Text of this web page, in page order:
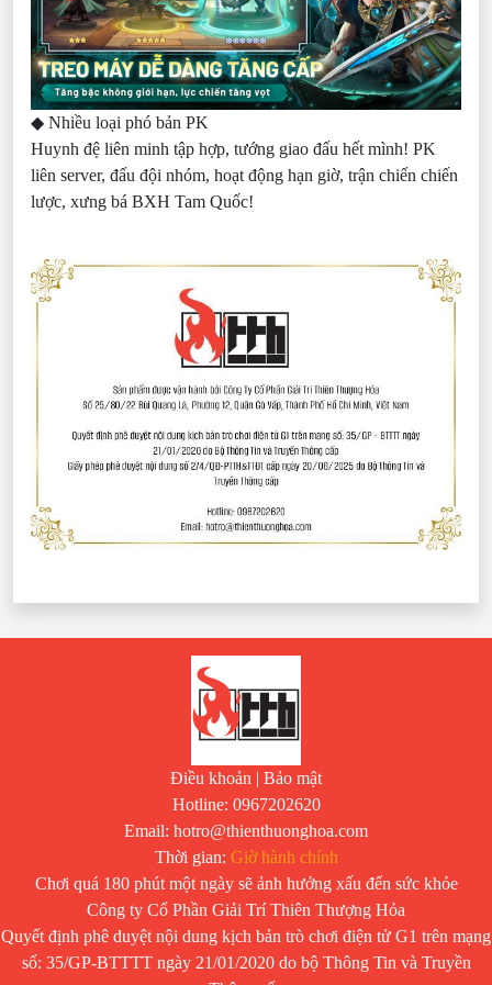
◆ Nhiều loại phó bản PK
Huynh đệ liên minh tập hợp, tướng giao đấu hết mình! PK
liên server, đấu đội nhóm, hoạt động hạn giờ, trận chiến chiến
lược, xưng bá BXH Tam Quốc!
Điều khoản | Bảo mật
Hotline: 0967202620
Email: hotro@thienthuonghoa.com
Thời gian: Giờ hành chính
Chơi quá 180 phút một ngày sẽ ảnh hưởng xấu đến sức khỏe
Công ty Cổ Phần Giải Trí Thiên Thượng Hỏa
Quyết định phê duyệt nội dung kịch bản trò chơi điện tử G1 trên mạng
số: 35/GP-BTTTT ngày 21/01/2020 do bộ Thông Tin và Truyền